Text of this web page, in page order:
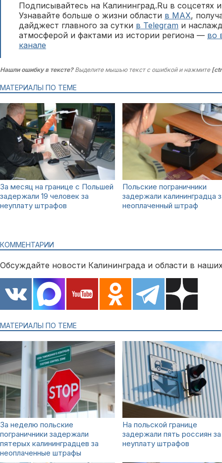
Подписывайтесь на Калининград.Ru в соцсетях
Узнавайте больше о жизни области в MAX,
дайджест главного за сутки в Telegram и
атмосферой и фактами из истории региона — во
канале
Нашли ошибку в тексте?Выделите мышью текст с ошибкой и нажмите
МАТЕРИАЛЫ ПО ТЕМЕ
За месяц на границе с Польшей
задержали 19 человек за
неуплату штрафов
Польские пограничники
задержали калининградца
неоплаченный штраф
КОММЕНТАРИИ
Обсуждайте новости Калининграда и области в
МАТЕРИАЛЫ ПО ТЕМЕ
За неделю польские
пограничники задержали
пятерых калининградцев за
неоплаченные штрафы
На польской границе
задержали пять россиян за
неуплату штрафов